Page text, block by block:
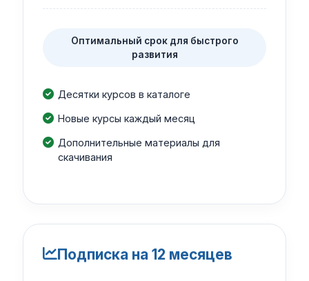
Оптимальный срок для быстрого
развития
Десятки курсов в каталоге
Новые курсы каждый месяц
Дополнительные материалы для
скачивания
Подписка на 12 месяцев